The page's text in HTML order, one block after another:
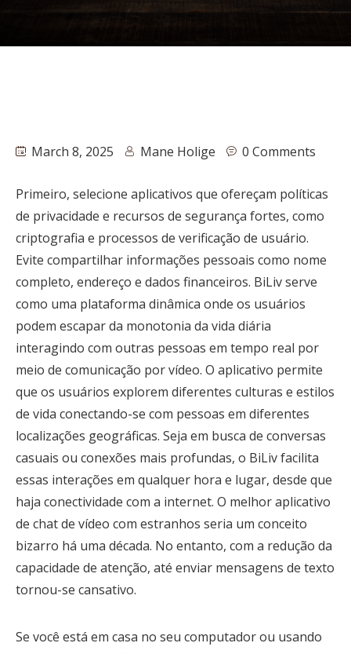
March 8, 2025 Mane Holige 0 Comments
Primeiro, selecione aplicativos que ofereçam políticas
de privacidade e recursos de segurança fortes, como
criptografia e processos de verificação de usuário.
Evite compartilhar informações pessoais como nome
completo, endereço e dados financeiros. BiLiv serve
como uma plataforma dinâmica onde os usuários
podem escapar da monotonia da vida diária
interagindo com outras pessoas em tempo real por
meio de comunicação por vídeo. O aplicativo permite
que os usuários explorem diferentes culturas e estilos
de vida conectando-se com pessoas em diferentes
localizações geográficas. Seja em busca de conversas
casuais ou conexões mais profundas, o BiLiv facilita
essas interações em qualquer hora e lugar, desde que
haja conectividade com a internet. O melhor aplicativo
de chat de vídeo com estranhos seria um conceito
bizarro há uma década. No entanto, com a redução da
capacidade de atenção, até enviar mensagens de texto
tornou-se cansativo.
Se você está em casa no seu computador ou usando